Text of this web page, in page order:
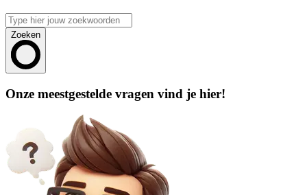
Zoeken
Onze meestgestelde vragen vind je hier!